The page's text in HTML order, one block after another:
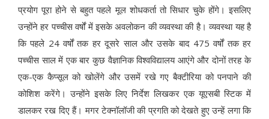
प्रयोग पूरा होने से बहुत पहले मूल शोधकर्ता तो सिधार चुके होंगे। इसलिए
उन्होंने हर पच्चीस वर्षों में इसके अवलोकन की व्यवस्था की है। व्यवस्था यह है
कि पहले 24 वर्षों तक हर दूसरे साल और उसके बाद 475 वर्षों तक हर
पच्चीस साल में एक बार कुछ वैज्ञानिक विश्वविद्यालय आएंगे और दोनों तरह के
एक-एक कैप्सूल को खोलेंगे और उसमें रखे गए बैक्टीरिया को पनपाने की
कोशिश करेंगे। उन्होंने इसके लिए निर्देश लिखकर एक यूएसबी स्टिक में
डालकर रख दिए हैं। मगर टेक्नॉलॉजी की प्रगति को देखते हुए उन्हें लगा कि